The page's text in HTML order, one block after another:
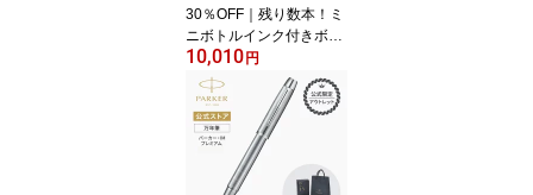
30％OFF｜残り数本！ミ
ニボトルインク付きボッ
クス【公式限定 アウトレ
ット】パーカー・アーバ
ンプレミアム 万年筆 F
（細字）バイオレットC
T/ブラウンCT｜ギフトラ
ッピング 高級筆記具ブラ
ンド プレゼント 就職祝
10,010 円